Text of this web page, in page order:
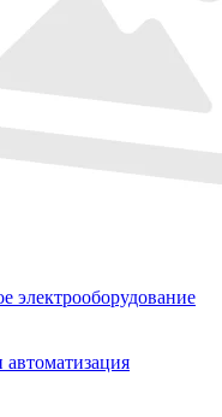
электрооборудование